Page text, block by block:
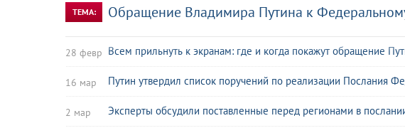
ТЕМА: Обращение Владимира Путина к
28 февр Всем прильнуть к экранам: где и когда покажут обращение
16 мар Путин утвердил список поручений по реализации Послания
2 мар Эксперты обсудили поставленные перед регионами в